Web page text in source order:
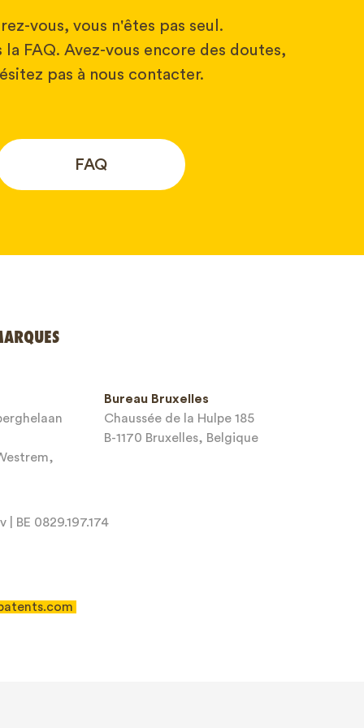
vous, vous n'êtes pas seul.
la FAQ. Avez-vous encore des doutes,
pas à nous contacter.
FAQ
Bureau Bruxelles
Chaussée de la Hulpe 185
B-1170 Bruxelles, Belgique
BE 0829.197.174